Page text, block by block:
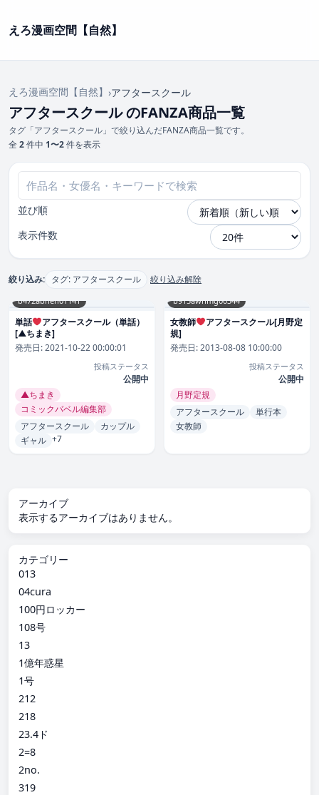
えろ漫画空間【自然】
えろ漫画空間【自然】 ›アフタースクール
アフタースクール のFANZA商品一覧
タグ「アフタースクール」で絞り込んだFANZA商品一覧です。
全 2件中 1〜2件を表示
並び順
表示件数
絞り込み: タグ: アフタースクール 絞り込み解除
b472abnen01141
単話
アフタースクール（単話）
[▲ちまき]
発売日:2021-10-22 00:00:01
投稿ステータス
公開中
▲ちまき
コミックバベル編集部
アフタースクール
カップル
ギャル +7
b915awnmg00344
女教師
アフタースクール[月野定
規]
発売日:2013-08-08 10:00:00
投稿ステータス
公開中
月野定規
アフタースクール
単行本
女教師
アーカイブ
表示するアーカイブはありません。
カテゴリー
013
04cura
100円ロッカー
108号
13
1億年惑星
1号
212
218
23.4ド
2=8
2no.
319